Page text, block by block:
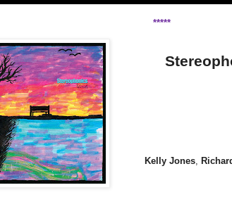
*****
Kelly Jones